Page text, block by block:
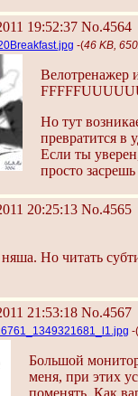
19:52:37 No.4564
-(46 KB,
Велотренажер
Но тут
превратится в
Если ты
просто
20:25:13 No.4565
Но читать
21:53:18 No.4567
-(
Большой
меня, при этих
поменять. Как